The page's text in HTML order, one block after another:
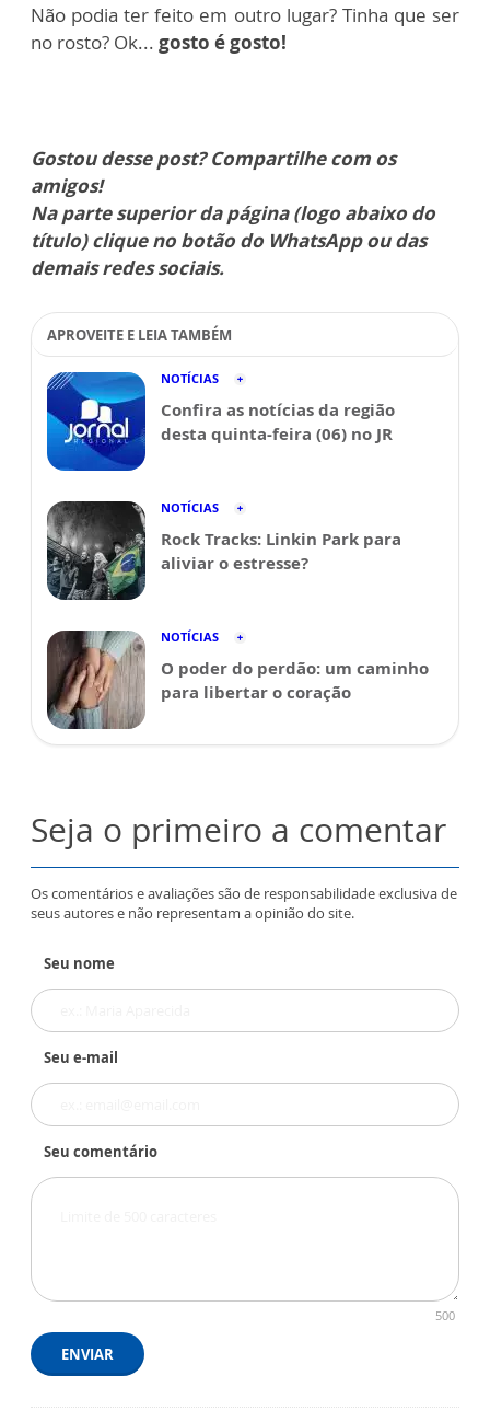
Não podia ter feito em outro lugar? Tinha que ser
no rosto? Ok... gosto é gosto!
Gostou desse post? Compartilhe com os
amigos!
Na parte superior da página (logo abaixo do
título) clique no botão do WhatsApp ou das
demais redes sociais.
APROVEITE E LEIA TAMBÉM
NOTÍCIAS
Confira as notícias da região
desta quinta-feira (06) no JR
NOTÍCIAS
Rock Tracks: Linkin Park para
aliviar o estresse?
NOTÍCIAS
O poder do perdão: um caminho
para libertar o coração
Seja o primeiro a comentar
Os comentários e avaliações são de responsabilidade exclusiva de
seus autores e não representam a opinião do site.
Seu nome
Seu e-mail
Seu comentário
500
ENVIAR